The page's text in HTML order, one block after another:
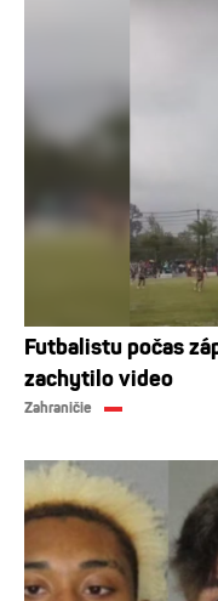
Futbalistu počas
zachytilo video
Zahraničie